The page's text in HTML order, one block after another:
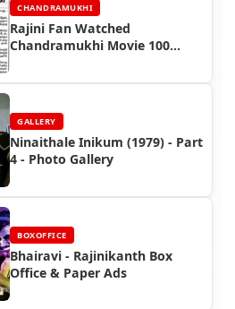
CHANDRAMUKHI
Rajini Fan Watched
Chandramukhi Movie 100
GALLERY
Ninaithale Inikum (1979) - Part
4 - Photo Gallery
BOXOFFICE
Bhairavi - Rajinikanth Box
Office & Paper Ads